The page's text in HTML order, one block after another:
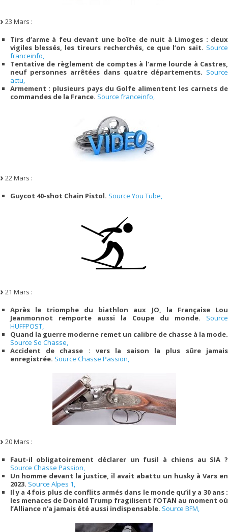
23 Mars :
Tirs d’arme à feu devant une boîte de nuit à Limoges : deux
vigiles blessés, les tireurs recherchés, ce que l’on sait. Source
franceinfo,
Tentative de règlement de comptes à l’arme lourde à Castres,
neuf personnes arrêtées dans quatre départements. Source
actu,
Armement : plusieurs pays du Golfe alimentent les carnets de
commandes de la France. Source franceinfo,
22 Mars :
Guycot 40-shot Chain Pistol. Source You Tube,
21 Mars :
Après le triomphe du biathlon aux JO, la Française Lou
Jeanmonnot remporte aussi la Coupe du monde. Source
HUFFPOST,
Quand la guerre moderne remet un calibre de chasse à la mode.
Source So Chasse,
Accident de chasse : vers la saison la plus sûre jamais
enregistrée. Source Chasse Passion,
20 Mars :
Faut-il obligatoirement déclarer un fusil à chiens au SIA ?
Source Chasse Passion,
Un homme devant la justice, il avait abattu un husky à Vars en
2023. Source Alpes 1,
Il y a 4 fois plus de conflits armés dans le monde qu’il y a 30 ans :
les menaces de Donald Trump fragilisent l’OTAN au moment où
l’Alliance n’a jamais été aussi indispensable. Source BFM,